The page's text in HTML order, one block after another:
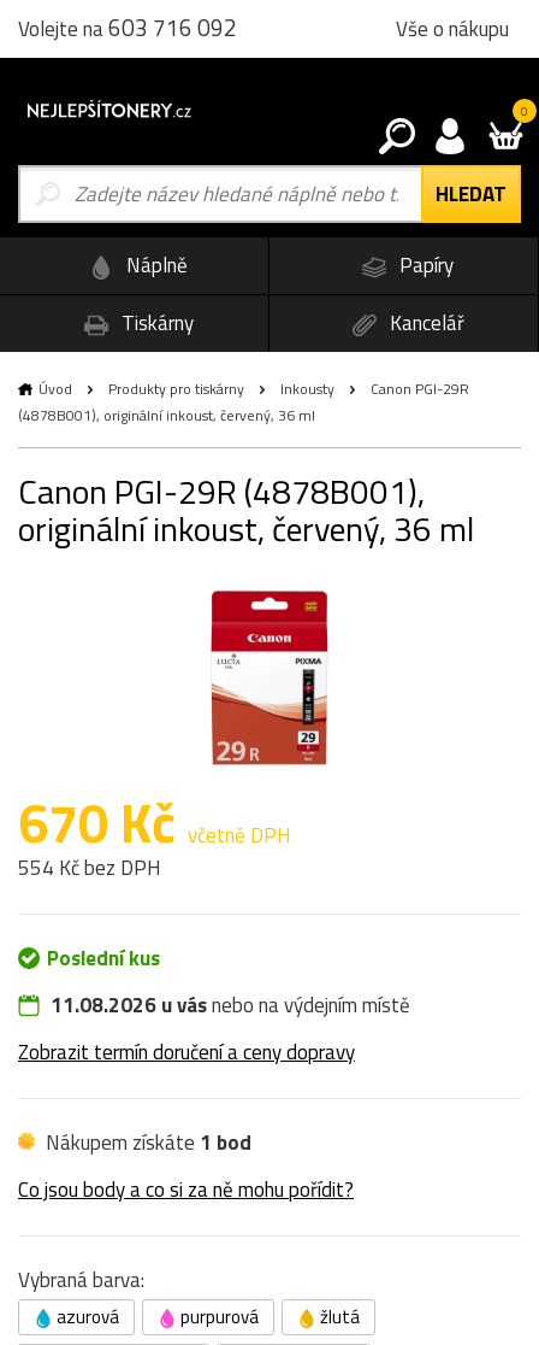
Volejte na603 716 092 Vše o nákupu
0
Náplně
Papíry
Tiskárny
Kancelář
Úvod Produkty pro tiskárny Inkousty
Canon PGI-29R
(4878B001), originální inkoust, červený, 36 ml
Canon PGI-29R (4878B001),
originální inkoust, červený, 36 ml
670 Kč včetně DPH
554 Kč bez DPH
Poslední kus
11.08.2026 u vásnebo na výdejním místě
Zobrazit termín doručení a ceny dopravy
Nákupem získáte 1 bod
Co jsou body a co si za ně mohu pořídit?
Vybraná barva:
azurová purpurová
žlutá